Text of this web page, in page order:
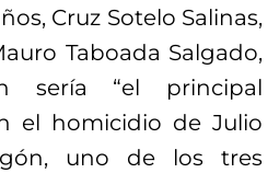
Cruz Sotelo Salinas,
Taboada Salgado,
sería “el principal
el homicidio de Julio
uno de los tres